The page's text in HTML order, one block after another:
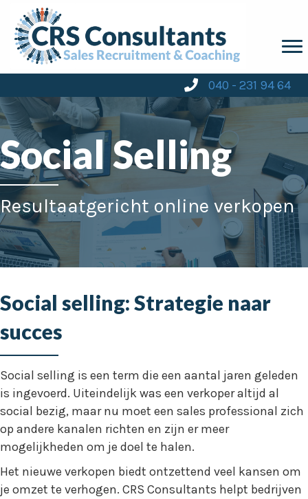
040 - 231 94 64
Social Selling
Resultaatgericht online verkopen
Social selling: Strategie naar
succes
Social selling is een term die een aantal jaren geleden
is ingevoerd. Uiteindelijk was een verkoper altijd al
social bezig, maar nu moet een sales professional zich
op andere kanalen richten en zijn er meer
mogelijkheden om je doel te halen.
Het nieuwe verkopen biedt ontzettend veel kansen om
je omzet te verhogen. CRS Consultants helpt bedrijven